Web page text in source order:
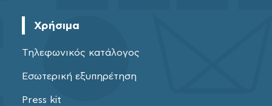
Χρήσιμα
Τηλεφωνικός κατάλογος
Εσωτερική εξυπηρέτηση
Press kit